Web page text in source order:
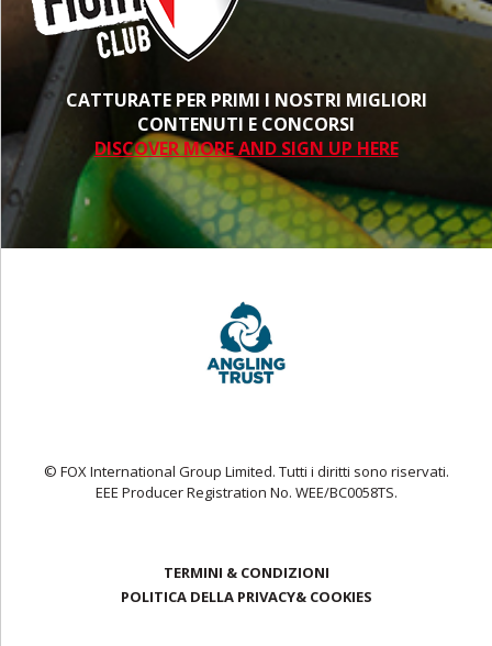
CATTURATE PER PRIMI I NOSTRI MIGLIORI
CONTENUTI E CONCORSI
DISCOVER MORE AND SIGN UP HERE
© FOX International Group Limited. Tutti i diritti sono riservati.
EEE Producer Registration No. WEE/BC0058TS.
TERMINI & CONDIZIONI
POLITICA DELLA PRIVACY& COOKIES